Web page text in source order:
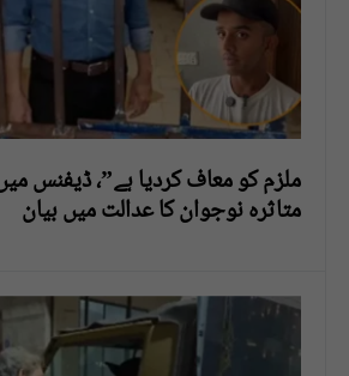
ملزم کو معاف کردیا ہے”، ڈیفنس
متاثرہ نوجوان کا عدالت میں بیان